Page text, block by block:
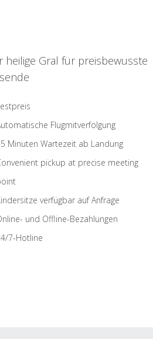
heilige Gral für preisbewusste
Flugmitverfolgung
Minuten Wartezeit ab Landung
pickup at precise meeting
verfügbar auf Anfrage
und Offline-Bezahlungen
7-Hotline